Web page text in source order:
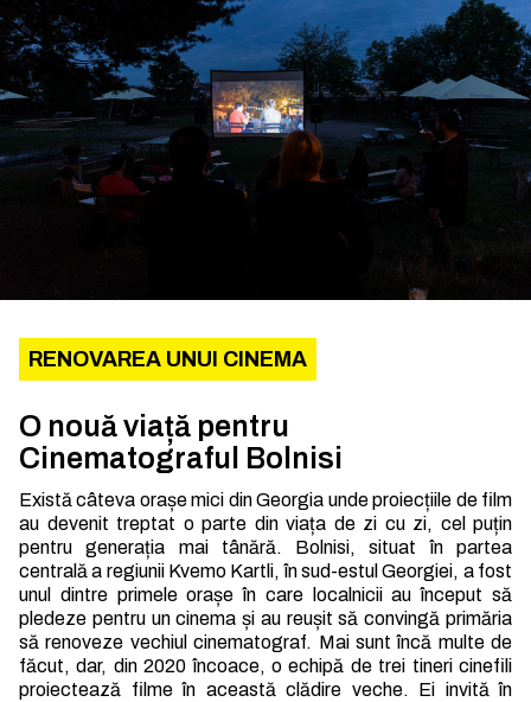
RENOVAREA UNUI CINEMA
O nouă viață pentru
Cinematograful Bolnisi
Există câteva orașe mici din Georgia unde proiecțiile de film
au devenit treptat o parte din viața de zi cu zi, cel puțin
pentru generația mai tânără. Bolnisi, situat în partea
centrală a regiunii Kvemo Kartli, în sud-estul Georgiei, a fost
unul dintre primele orașe în care localnicii au început să
pledeze pentru un cinema și au reușit să convingă primăria
să renoveze vechiul cinematograf. Mai sunt încă multe de
făcut, dar, din 2020 încoace, o echipă de trei tineri cinefili
proiectează filme în această clădire veche. Ei invită în